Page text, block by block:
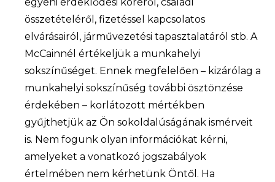
összetételéről, fizetéssel kapcsolatos
elvárásairól, járművezetési tapasztalatáról stb. A
McCainnél értékeljük a munkahelyi
sokszínűséget. Ennek megfelelően – kizárólag a
munkahelyi sokszínűség további ösztönzése
érdekében – korlátozott mértékben
gyűjthetjük az Ön sokoldalúságának ismérveit
is. Nem fogunk olyan információkat kérni,
amelyeket a vonatkozó jogszabályok
értelmében nem kérhetünk Öntől. Ha